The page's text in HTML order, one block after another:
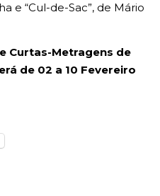
e “Cul-de-Sac”, de Mário
Curtas-Metragens de
de 02 a 10 Fevereiro